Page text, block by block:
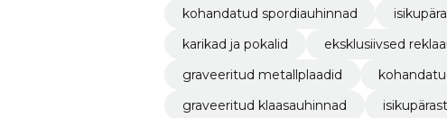
kohandatud spordiauhinnad
karikad ja pokalid
eksklusiivsed
graveeritud metallplaadid
graveeritud klaasauhinnad